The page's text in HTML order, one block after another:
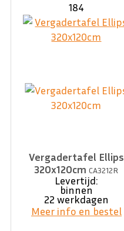
184
Vergadertafel Ellips
320x120cmCA3212R
Levertijd:
binnen
22 werkdagen
Meer info en bestel